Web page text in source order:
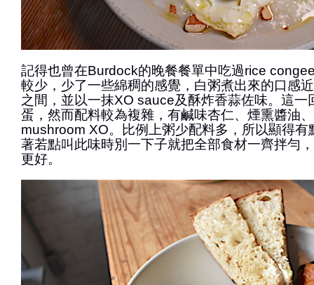
記得也曾在Burdock的晚餐餐單中吃過rice
較少，少了一些綿稠的感覺，白粥煮出來的口感
之間，並以一抹XO sauce及酥炸香蒜佐味。這一
蛋，然而配料較為複雜，有鹹味杏仁、煙熏醬油
mushroom XO。比例上粥少配料多，所以顯得有
著若點叫此味時別一下子就把全部食材一齊拌勻
更好。